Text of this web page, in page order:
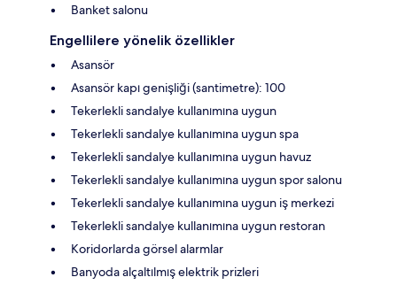
Banket salonu
Engellilere yönelik özellikler
Asansör
Asansör kapı genişliği (santimetre): 100
Tekerlekli sandalye kullanımına uygun
Tekerlekli sandalye kullanımına uygun spa
Tekerlekli sandalye kullanımına uygun havuz
Tekerlekli sandalye kullanımına uygun spor salonu
Tekerlekli sandalye kullanımına uygun iş merkezi
Tekerlekli sandalye kullanımına uygun restoran
Koridorlarda görsel alarmlar
Banyoda alçaltılmış elektrik prizleri